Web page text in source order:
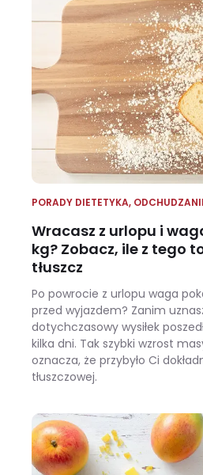
PORADY DIETETYKA,
Wracasz z urlopu i
kg? Zobacz, ile z tego
tłuszcz
Po powrocie z urlopu waga
przed wyjazdem? Zanim
dotychczasowy wysiłek
kilka dni. Tak szybki wzrost
oznacza, że przybyło Ci
tłuszczowej.